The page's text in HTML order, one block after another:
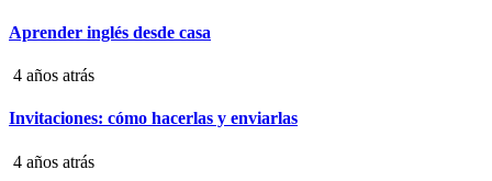
Aprender inglés desde casa
4 años atrás
Invitaciones: cómo hacerlas y enviarlas
4 años atrás